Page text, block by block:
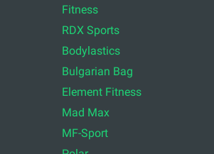
Fitness
RDX Sports
Bodylastics
Bulgarian Bag
Element Fitness
Mad Max
MF-Sport